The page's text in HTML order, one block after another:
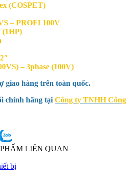
(COSPET)
– PROFI 100V
(1HP)
2″
– 3phase (100V)
giao hàng trên toàn quốc.
chính hãng tại Công ty TNHH Công
LIÊN QUAN
bị